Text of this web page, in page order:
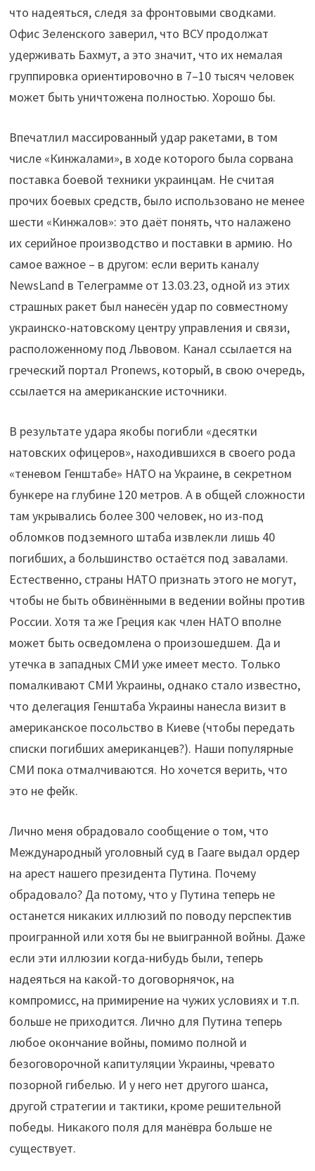
что надеяться, следя за фронтовыми сводками.
Офис Зеленского заверил, что ВСУ продолжат
удерживать Бахмут, а это значит, что их немалая
группировка ориентировочно в 7–10 тысяч человек
может быть уничтожена полностью. Хорошо бы.
Впечатлил массированный удар ракетами, в том
числе «Кинжалами», в ходе которого была сорвана
поставка боевой техники украинцам. Не считая
прочих боевых средств, было использовано не менее
шести «Кинжалов»: это даёт понять, что налажено
их серийное производство и поставки в армию. Но
самое важное – в другом: если верить каналу
NewsLand в Телеграмме от 13.03.23, одной из этих
страшных ракет был нанесён удар по совместному
украинско-натовскому центру управления и связи,
расположенному под Львовом. Канал ссылается на
греческий портал Pronews, который, в свою очередь,
ссылается на американские источники.
В результате удара якобы погибли «десятки
натовских офицеров», находившихся в своего рода
«теневом Генштабе» НАТО на Украине, в секретном
бункере на глубине 120 метров. А в общей сложности
там укрывались более 300 человек, но из-под
обломков подземного штаба извлекли лишь 40
погибших, а большинство остаётся под завалами.
Естественно, страны НАТО признать этого не могут,
чтобы не быть обвинёнными в ведении войны против
России. Хотя та же Греция как член НАТО вполне
может быть осведомлена о произошедшем. Да и
утечка в западных СМИ уже имеет место. Только
помалкивают СМИ Украины, однако стало известно,
что делегация Генштаба Украины нанесла визит в
американское посольство в Киеве (чтобы передать
списки погибших американцев?). Наши популярные
СМИ пока отмалчиваются. Но хочется верить, что
это не фейк.
Лично меня обрадовало сообщение о том, что
Международный уголовный суд в Гааге выдал ордер
на арест нашего президента Путина. Почему
обрадовало? Да потому, что у Путина теперь не
останется никаких иллюзий по поводу перспектив
проигранной или хотя бы не выигранной войны. Даже
если эти иллюзии когда-нибудь были, теперь
надеяться на какой-то договорнячок, на
компромисс, на примирение на чужих условиях и т.п.
больше не приходится. Лично для Путина теперь
любое окончание войны, помимо полной и
безоговорочной капитуляции Украины, чревато
позорной гибелью. И у него нет другого шанса,
другой стратегии и тактики, кроме решительной
победы. Никакого поля для манёвра больше не
существует.